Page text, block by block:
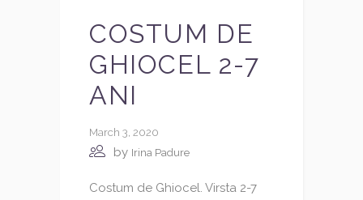
COSTUM DE
GHIOCEL 2-7
ANI
March 3, 2020
by Irina Padure
Costum de Ghiocel. Virsta 2-7